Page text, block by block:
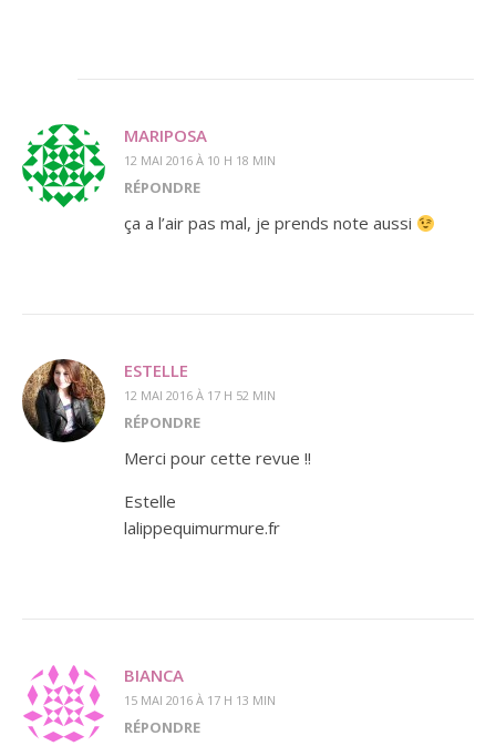
MARIPOSA
12 MAI 2016 À 10 H 18 MIN
RÉPONDRE
ça a l’air pas mal, je prends note aussi
ESTELLE
12 MAI 2016 À 17 H 52 MIN
RÉPONDRE
Merci pour cette revue !!
Estelle
lalippequimurmure.fr
BIANCA
15 MAI 2016 À 17 H 13 MIN
RÉPONDRE